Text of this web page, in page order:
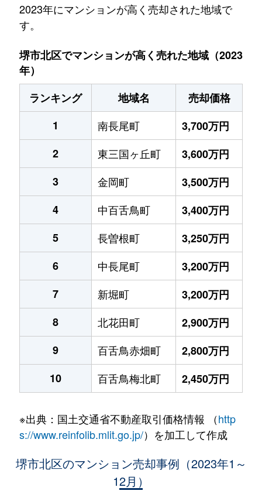
2023年にマンションが高く売却された地域で
す。
堺市北区でマンションが高く売れた地域（2023
年）
ランキング
地域名
売却価格
1
南長尾町
3,700万円
2
東三国ヶ丘町
3,600万円
3
金岡町
3,500万円
4
中百舌鳥町
3,400万円
5
長曽根町
3,250万円
6
中長尾町
3,200万円
7
新堀町
3,200万円
8
北花田町
2,900万円
9
百舌鳥赤畑町
2,800万円
10
百舌鳥梅北町 2,450万円
※出典：国土交通省不動産取引価格情報 （http
s://www.reinfolib.mlit.go.jp/）を加工して作成
堺市北区のマンション売却事例（2023年1～
12月）